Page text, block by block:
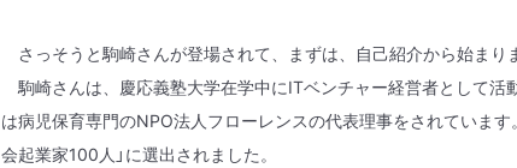
さっそうと駒崎さんが登場されて、まずは、自己紹介から始まり
駒崎さんは、慶応義塾大学在学中にITベンチャー経営者として活
は病児保育専門のNPO法人フローレンスの代表理事をされています
会起業家100人」に選出されました。